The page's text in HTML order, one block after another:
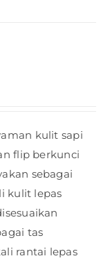
kulit sapi
flip berkunci
sebagai
kulit lepas
tas
rantai lepas